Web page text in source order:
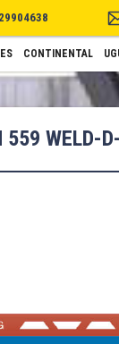
CONTINENTAL
559 WELD-